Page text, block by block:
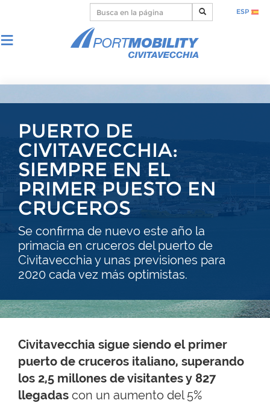
ESP
PUERTO DE
CIVITAVECCHIA:
SIEMPRE EN EL
PRIMER PUESTO EN
CRUCEROS
Se confirma de nuevo este año la
primacía en cruceros del puerto de
Civitavecchia y unas previsiones para
2020 cada vez más optimistas.
Civitavecchia sigue siendo el primer
puerto de cruceros italiano, superando
los 2,5 millones de visitantes y 827
llegadas con un aumento del 5%